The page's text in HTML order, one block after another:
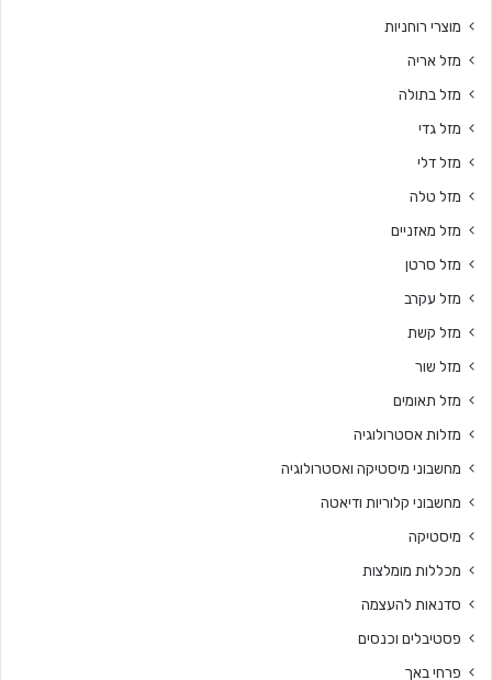
מוצרי רוחניות
מזל אריה
מזל בתולה
מזל גדי
מזל דלי
מזל טלה
מזל מאזניים
מזל סרטן
מזל עקרב
מזל קשת
מזל שור
מזל תאומים
מזלות אסטרולוגיה
מחשבוני מיסטיקה ואסטרולוגיה
מחשבוני קלוריות ודיאטה
מיסטיקה
מכללות מומלצות
סדנאות להעצמה
פסטיבלים וכנסים
פרחי באך